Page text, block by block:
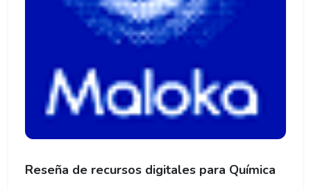
Reseña de recursos digitales para Química